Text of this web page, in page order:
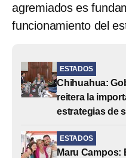
agremiados es
funcionamiento del
ESTADOS
Chihuahua:
reitera la
estrategias de
ESTADOS
Maru Campos: